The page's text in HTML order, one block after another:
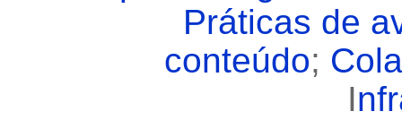
Práticas de
conteúdo;
I